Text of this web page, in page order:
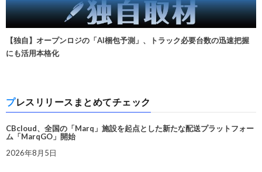
【独自】オープンロジの「AI梱包予測」、トラック必要台数の迅速把握
にも活用本格化
プレスリリースまとめてチェック
CBcloud、全国の「Marq」施設を起点とした新たな配送プラットフォー
ム「MarqGO」開始
2026年8月5日